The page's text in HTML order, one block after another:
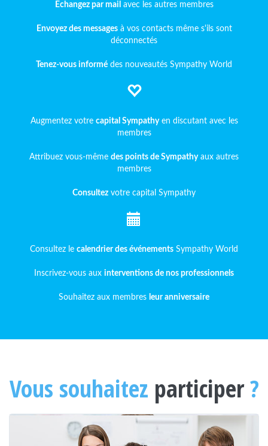
Échangez par mail avec les autres membres
Envoyez des messagesà vos contacts même s'ils sont
déconnectés
Tenez-vous informé des nouveautés Sympathy World
Augmentez votre capital Sympathyen discutant avec les
membres
Attribuez vous-même des points de Sympathyaux autres
membres
Consultez votre capital Sympathy
Consultez le calendrier des événements Sympathy World
Inscrivez-vous aux interventions de nos professionnels
Souhaitez aux membres leur anniversaire
Vous souhaitez participer?